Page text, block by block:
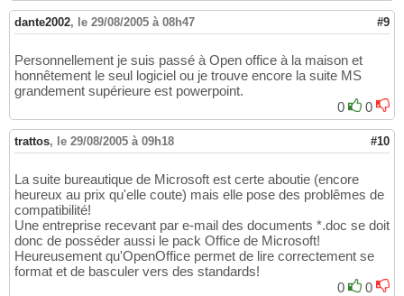
dante2002, le 29/08/2005 à 08h47 #9
Personnellement je suis passé à Open office à la maison et
honnêtement le seul logiciel ou je trouve encore la suite MS
grandement supérieure est powerpoint.
0
0
trattos, le 29/08/2005 à 09h18 #10
La suite bureautique de Microsoft est certe aboutie (encore
heureux au prix qu'elle coute) mais elle pose des problêmes de
compatibilité!
Une entreprise recevant par e-mail des documents *.doc se doit
donc de posséder aussi le pack Office de Microsoft!
Heureusement qu'OpenOffice permet de lire correctement se
format et de basculer vers des standards!
0
0